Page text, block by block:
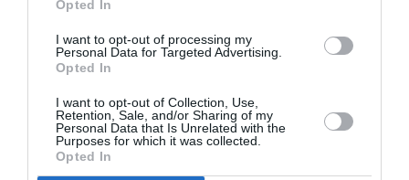
Opted In
I want to opt-out of processing my
Personal Data for Targeted Advertising.
Opted In
I want to opt-out of Collection, Use,
Retention, Sale, and/or Sharing of my
Personal Data that Is Unrelated with the
Purposes for which it was collected.
Opted In
Τελευταία νέα